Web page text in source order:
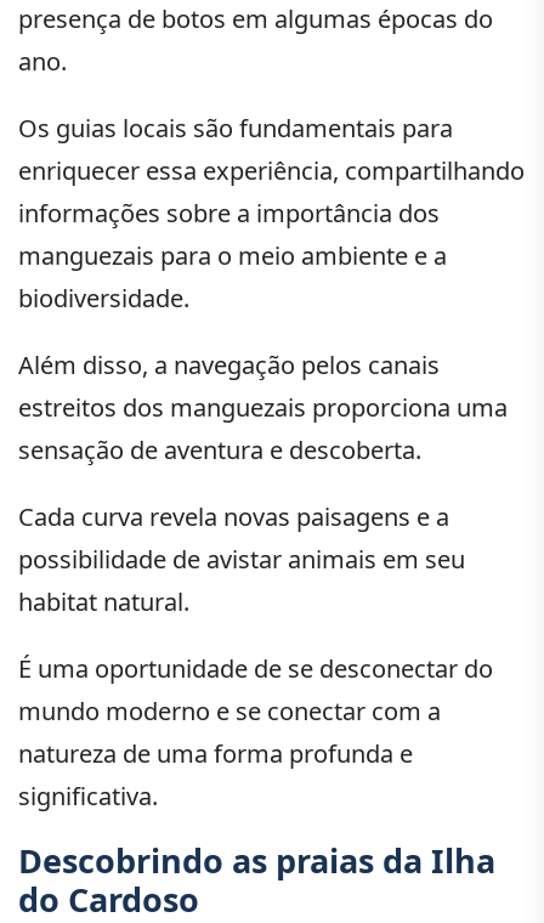
presença de botos em algumas épocas do
ano.
Os guias locais são fundamentais para
enriquecer essa experiência, compartilhando
informações sobre a importância dos
manguezais para o meio ambiente e a
biodiversidade.
Além disso, a navegação pelos canais
estreitos dos manguezais proporciona uma
sensação de aventura e descoberta.
Cada curva revela novas paisagens e a
possibilidade de avistar animais em seu
habitat natural.
É uma oportunidade de se desconectar do
mundo moderno e se conectar com a
natureza de uma forma profunda e
significativa.
Descobrindo as praias da Ilha
do Cardoso